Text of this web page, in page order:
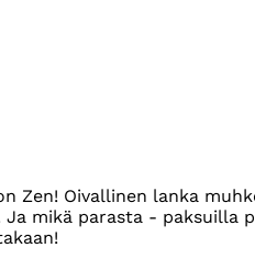
Zen! Oivallinen lanka
mikä parasta - paksuilla